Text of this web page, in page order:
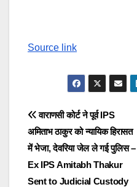
Source link
Post
navigation
वाराणसी कोर्ट ने पूर्व IPS
अमिताभ ठाकुर को न्यायिक हिरासत
में भेजा, देवरिया जेल ले गई पुलिस –
Ex IPS Amitabh Thakur
Sent to Judicial Custody